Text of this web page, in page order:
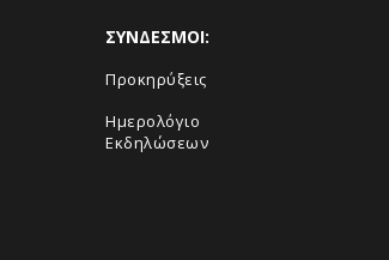
ΣΥΝΔΕΣΜΟΙ:
Προκηρύξεις
Ημερολόγιο
Εκδηλώσεων